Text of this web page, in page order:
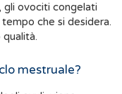
gli ovociti congelati
che si desidera.
mestruale?